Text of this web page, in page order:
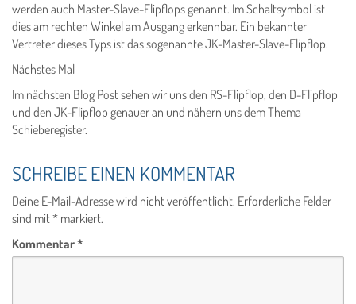
werden auch Master-Slave-Flipflops genannt. Im Schaltsymbol ist
dies am rechten Winkel am Ausgang erkennbar. Ein bekannter
Vertreter dieses Typs ist das sogenannte JK-Master-Slave-Flipflop.
Nächstes Mal
Im nächsten Blog Post sehen wir uns den RS-Flipflop, den D-Flipflop
und den JK-Flipflop genauer an und nähern uns dem Thema
Schieberegister.
SCHREIBE EINEN KOMMENTAR
Deine E-Mail-Adresse wird nicht veröffentlicht. Erforderliche Felder
sind mit* markiert.
Kommentar*